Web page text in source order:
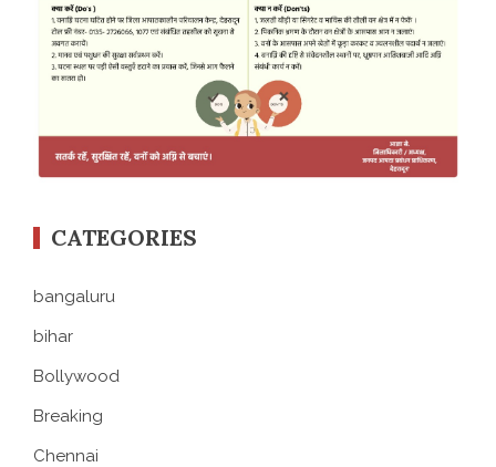
CATEGORIES
bangaluru
bihar
Bollywood
Breaking
Chennai